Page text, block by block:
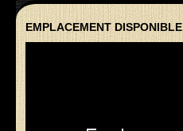
EMPLACEMENT DISPONIBLE